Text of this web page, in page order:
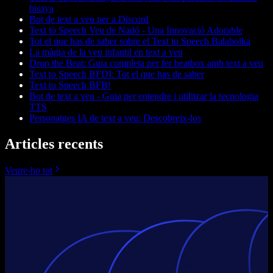
bisaya
Bot de text a veu per a Discord
Text to Speech Veu de Nadó - Una Innovació Adorable
Tot el que has de saber sobre el Text to Speech Balabolka
La màgia de la veu infantil en text a veu
Drop the Beat: Guia completa per fer beatbox amb text a veu
Text to Speech BFDI: Tot el que has de saber
Text to Speech BFB!
Bot de text a veu - Guia per entendre i utilitzar la tecnologia
TTS
Personatges IA de text a veu: Descobreix-los
Articles recents
Veure-ho tot